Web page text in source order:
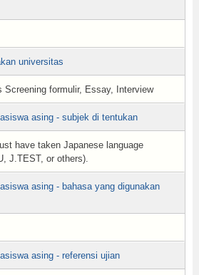
universitas
Screening formulir, Essay, Interview
asing - subjek di tentukan
have taken Japanese language
J.TEST, or others).
asing - bahasa yang digunakan
asing - referensi ujian